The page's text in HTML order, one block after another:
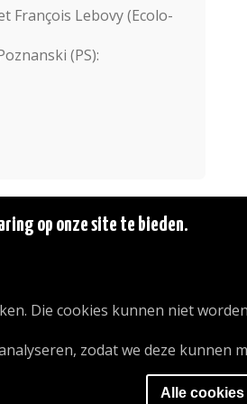
François Lebovy (Ecolo-
(PS):
op onze site te bieden.
Die cookies kunnen niet
zodat we deze kunnen
Alle cookies